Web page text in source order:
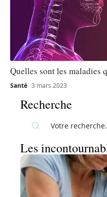
Quelles sont les maladies
Santé 3 mars 2023
Recherche
Les